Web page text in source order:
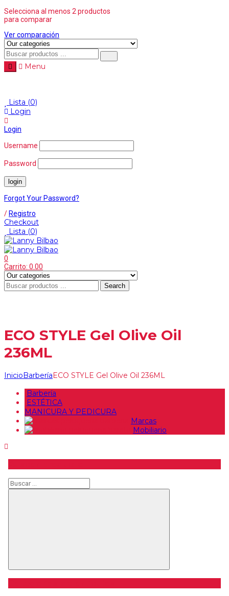
Selecciona al menos 2 productos
para comparar
Ver comparación
Menu
Lista (0)
Login
Login
Username
Password
Forgot Your Password?
/ Registro
Checkout
Lista (0)
0
Carrito: 0.00
Search
ECO STYLE Gel Olive Oil
236ML
InicioBarberíaECO STYLE Gel Olive Oil 236ML
Barbería
ESTÉTICA
MANICURA Y PEDICURA
Marcas
Mobiliario
Buscar